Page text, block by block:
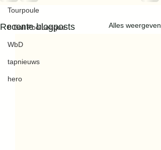
Tourpoule
8 Ball PoolLeague
WbD
tapnieuws
hero
Recente blogposts Alles weergeven